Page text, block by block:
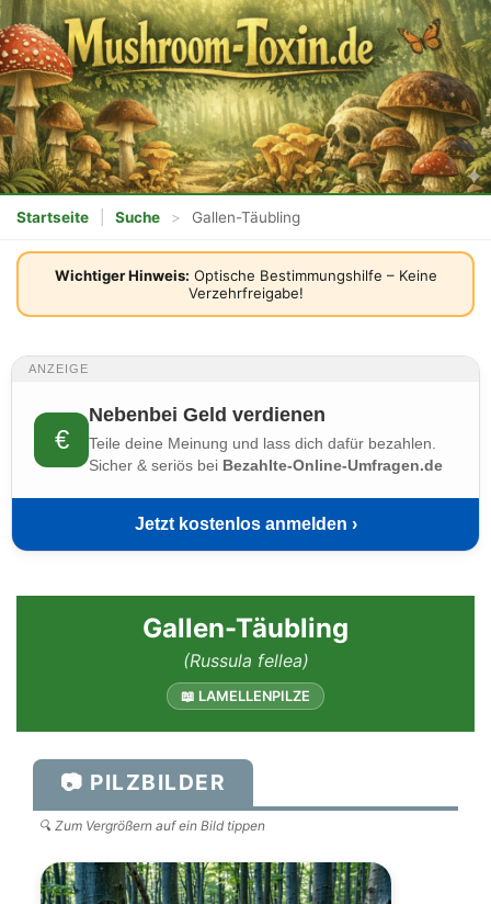
Startseite Suche > Gallen-Täubling
Wichtiger Hinweis: Optische Bestimmungshilfe – Keine
Verzehrfreigabe!
ANZEIGE
€
Nebenbei Geld verdienen
Teile deine Meinung und lass dich dafür bezahlen.
Sicher & seriös bei Bezahlte-Online-Umfragen.de
Jetzt kostenlos anmelden ›
Gallen-Täubling
(Russula fellea)
📖 LAMELLENPILZE
📷 PILZBILDER
🔍 Zum Vergrößern auf ein Bild tippen